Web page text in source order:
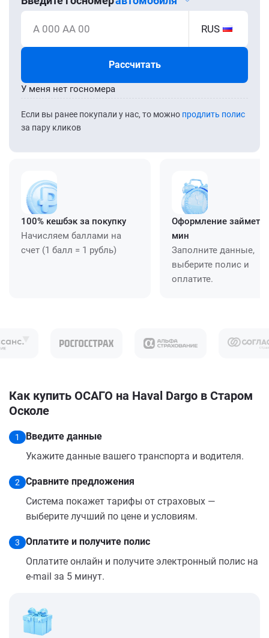
А 000 АА 00 RUS
Рассчитать
Если вы ранее покупали у нас, то можно продлить полис
за пару кликов
У меня нет госномера
100% кешбэк за покупку
Начисляем баллами на
счет (1 балл = 1 рубль)
Оформление займет
мин
Заполните данные,
выберите полис и
оплатите.
Как купить ОСАГО на Haval Dargo в Старом
Осколе
1
Введите данные
Укажите данные вашего транспорта и водителя.
2
Сравните предложения
Система покажет тарифы от страховых —
выберите лучший по цене и условиям.
3
Оплатите и получите полис
Оплатите онлайн и получите электронный полис на
e-mail за 5 минут.